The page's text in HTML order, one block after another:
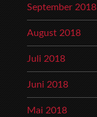
September 2018
August 2018
Juli 2018
Juni 2018
Mai 2018